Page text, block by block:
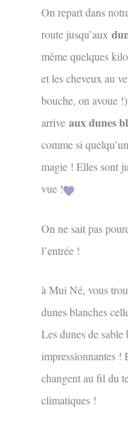
On repart dans
route jusqu’aux
même quelques
et les cheveux au
bouche, on avoue
arrive aux dunes
comme si
magie ! Elles sont
vue !
On ne sait pas
l’entrée !
à Mui Né, vous
dunes blanches
Les dunes de
impressionnantes !
changent au fil du
climatiques !